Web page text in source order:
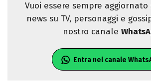
Vuoi essere sempre
news su TV, personaggi e
nostro canale
Entra nel canale